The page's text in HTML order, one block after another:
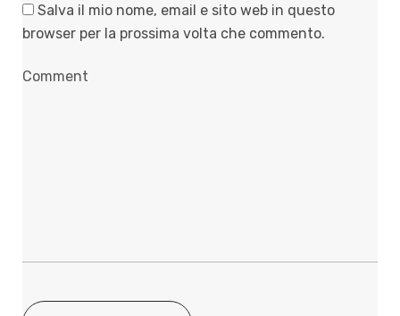
Salva il mio nome, email e sito web in questo
browser per la prossima volta che commento.